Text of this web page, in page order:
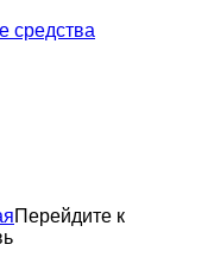
средства
Перейдите к